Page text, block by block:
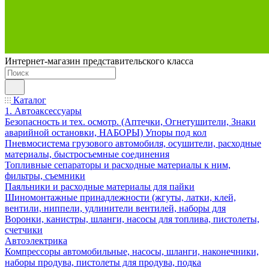
Интернет-магазин представительского класса
Каталог
1. Автоаксессуары
Безопасность и тех. осмотр. (Аптечки, Огнетушители, Знаки
аварийной остановки, НАБОРЫ) Упоры под кол
Пневмосистема грузового автомобиля, осушители, расходные
материалы, быстросъемные соединения
Топливные сепараторы и расходные материалы к ним,
фильтры, съемники
Паяльники и расходные материалы для пайки
Шиномонтажные принадлежности (жгуты, латки, клей,
вентили, ниппели, удлинители вентилей, наборы для
Воронки, канистры, шланги, насосы для топлива, пистолеты,
счетчики
Автоэлектрика
Компрессоры автомобильные, насосы, шланги, наконечники,
наборы продува, пистолеты для продува, подка